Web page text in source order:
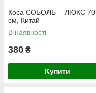
Коса СОБОЛЬ— ЛЮКС 70
см, Китай
В наявності
380 ₴
Купити